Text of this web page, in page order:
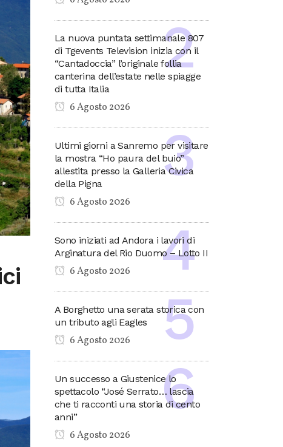
La nuova puntata settimanale 807
di Tgevents Television inizia con il
“Cantadoccia” l’originale follia
canterina dell’estate nelle spiagge
di tutta Italia
6 Agosto 2026
Ultimi giorni a Sanremo per visitare
la mostra “Ho paura del buio”
allestita presso la Galleria Civica
della Pigna
6 Agosto 2026
Sono iniziati ad Andora i lavori di
Arginatura del Rio Duomo – Lotto II
6 Agosto 2026
A Borghetto una serata storica con
un tributo agli Eagles
6 Agosto 2026
Un successo a Giustenice lo
spettacolo “José Serrato… lascia
che ti racconti una storia di cento
anni”
6 Agosto 2026